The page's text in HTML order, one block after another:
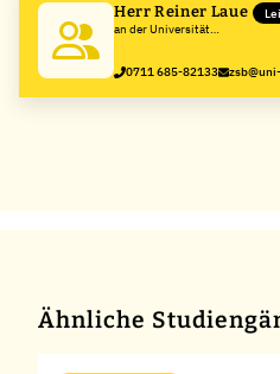
Herr Reiner Laue
an der Universität
0711 685-82133
Ähnliche